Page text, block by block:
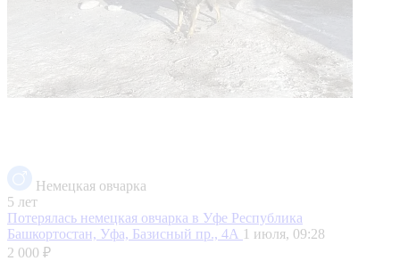
Немецкая овчарка
5 лет
Потерялась немецкая овчарка в Уфе Республика
Башкортостан, Уфа, Базисный пр., 4А 1 июля, 09:28
2 000 ₽